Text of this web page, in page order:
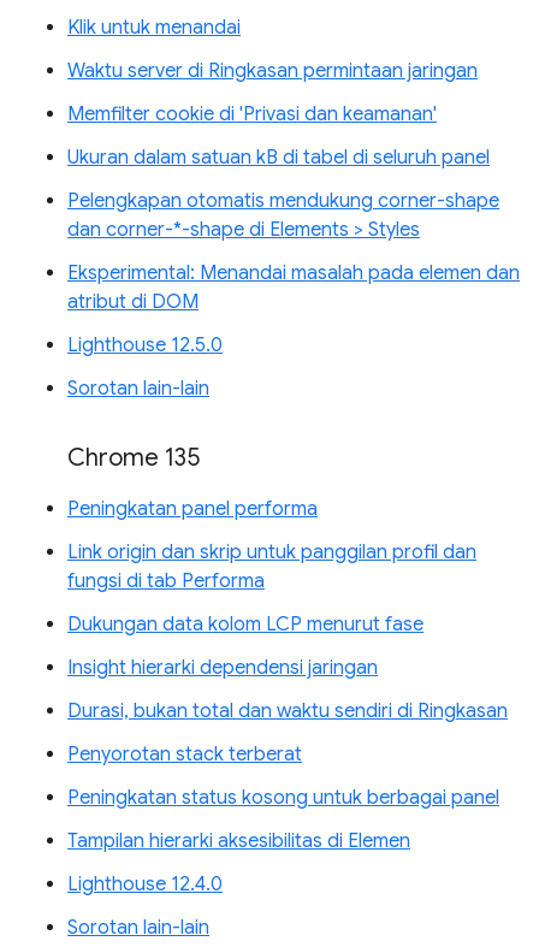
Klik untuk menandai
Waktu server di Ringkasan permintaan jaringan
Memfilter cookie di 'Privasi dan keamanan'
Ukuran dalam satuan kB di tabel di seluruh panel
Pelengkapan otomatis mendukung corner-shape
dan corner-*-shape di Elements > Styles
Eksperimental: Menandai masalah pada elemen dan
atribut di DOM
Lighthouse 12.5.0
Sorotan lain-lain
Chrome 135
Peningkatan panel performa
Link origin dan skrip untuk panggilan profil dan
fungsi di tab Performa
Dukungan data kolom LCP menurut fase
Insight hierarki dependensi jaringan
Durasi, bukan total dan waktu sendiri di Ringkasan
Penyorotan stack terberat
Peningkatan status kosong untuk berbagai panel
Tampilan hierarki aksesibilitas di Elemen
Lighthouse 12.4.0
Sorotan lain-lain